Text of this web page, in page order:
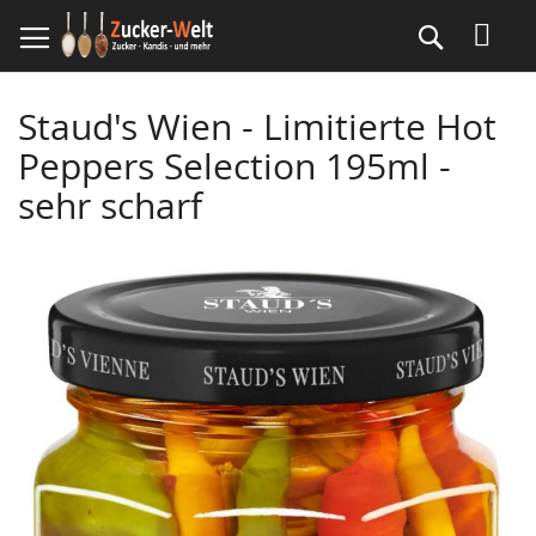
zum
Inhalt
Suche
Staud's Wien - Limitierte Hot
Peppers Selection 195ml -
sehr scharf
images